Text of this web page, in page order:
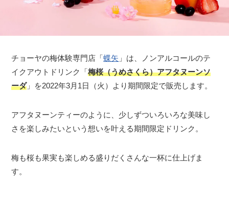
チョーヤの梅体験専門店「蝶矢 」は、ノンアルコールのテ
イクアウトドリンク「梅桜（うめさくら）アフタヌーンソ
ーダ」を2022年3月1日（火）より期間限定で販売します。
アフタヌーンティーのように、少しずついろいろな美味し
さを楽しみたいという想いを叶える期間限定ドリンク。
梅も桜も果実も楽しめる盛りだくさんな一杯に仕上げま
す。